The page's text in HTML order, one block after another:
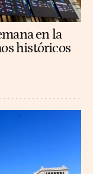
en la
históricos